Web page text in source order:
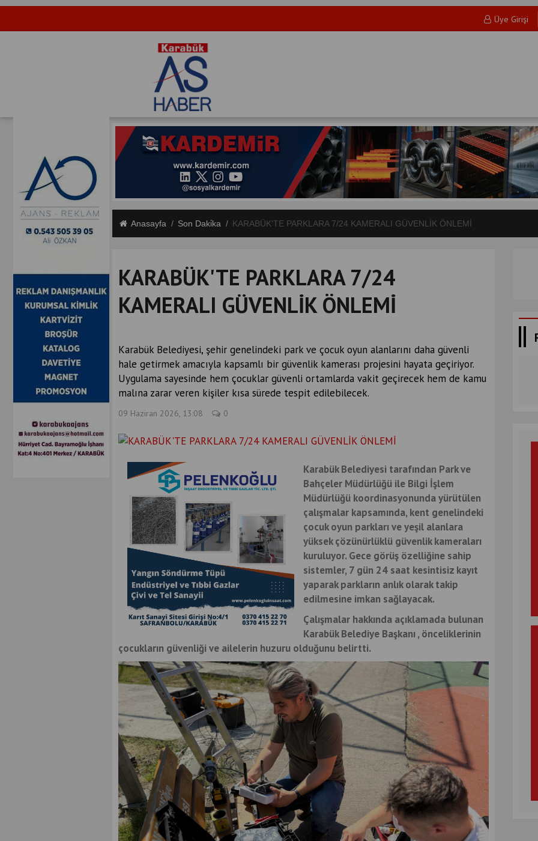
Üye Girişi
Anasayfa Son Daki̇ka KARABÜK'TE PARKLARA 7/24 KAMERALI GÜVENLİK ÖNLEMİ
KARABÜK'TE PARKLARA 7/24
KAMERALI GÜVENLİK ÖNLEMİ
Karabük Belediyesi, şehir genelindeki park ve çocuk oyun alanlarını daha güvenli
hale getirmek amacıyla kapsamlı bir güvenlik kamerası projesini hayata geçiriyor.
Uygulama sayesinde hem çocuklar güvenli ortamlarda vakit geçirecek hem de kamu
malına zarar veren kişiler kısa sürede tespit edilebilecek.
09 Haziran 2026, 13:08 0
Karabük Belediyesi tarafından Park ve
Bahçeler Müdürlüğü ile Bilgi İşlem
Müdürlüğü koordinasyonunda yürütülen
çalışmalar kapsamında, kent genelindeki
çocuk oyun parkları ve yeşil alanlara
yüksek çözünürlüklü güvenlik kameraları
kuruluyor. Gece görüş özelliğine sahip
sistemler, 7 gün 24 saat kesintisiz kayıt
yaparak parkların anlık olarak takip
edilmesine imkan sağlayacak.
Çalışmalar hakkında açıklamada bulunan
Karabük Belediye Başkanı , önceliklerinin
çocukların güvenliği ve ailelerin huzuru olduğunu belirtti.